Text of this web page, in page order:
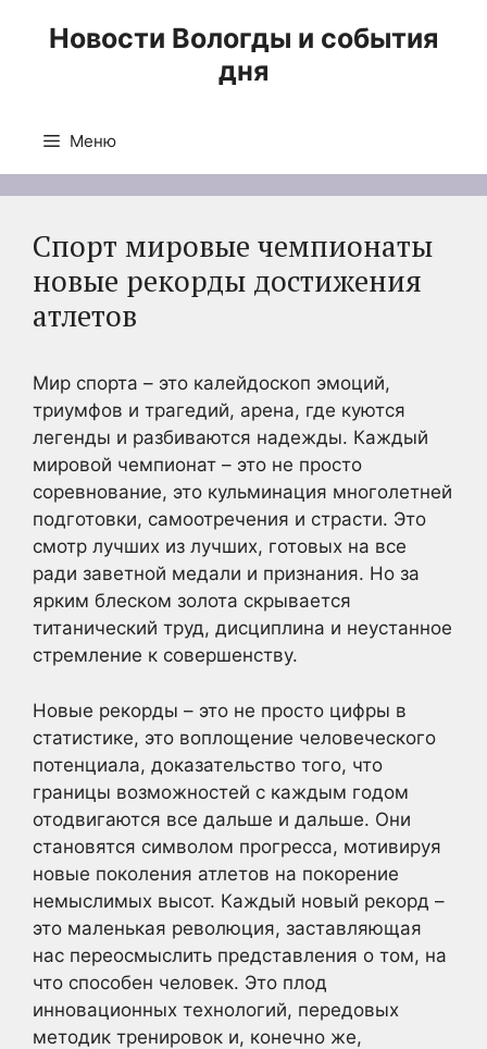
Новости Вологды и события
дня
Меню
Спорт мировые чемпионаты
новые рекорды достижения
атлетов
Мир спорта – это калейдоскоп эмоций,
триумфов и трагедий, арена, где куются
легенды и разбиваются надежды. Каждый
мировой чемпионат – это не просто
соревнование, это кульминация многолетней
подготовки, самоотречения и страсти. Это
смотр лучших из лучших, готовых на все
ради заветной медали и признания. Но за
ярким блеском золота скрывается
титанический труд, дисциплина и неустанное
стремление к совершенству.
Новые рекорды – это не просто цифры в
статистике, это воплощение человеческого
потенциала, доказательство того, что
границы возможностей с каждым годом
отодвигаются все дальше и дальше. Они
становятся символом прогресса, мотивируя
новые поколения атлетов на покорение
немыслимых высот. Каждый новый рекорд –
это маленькая революция, заставляющая
нас переосмыслить представления о том, на
что способен человек. Это плод
инновационных технологий, передовых
методик тренировок и, конечно же,